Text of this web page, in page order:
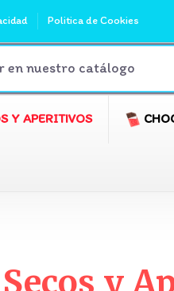
Politica de Cookies
Y APERITIVOS
y